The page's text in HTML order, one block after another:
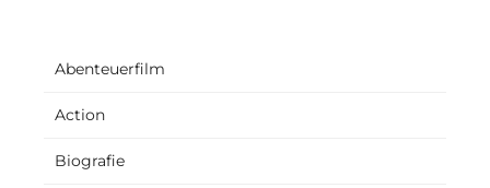
Abenteuerfilm
Action
Biografie